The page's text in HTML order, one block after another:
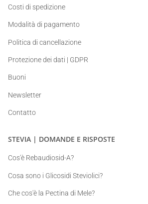
Costi di spedizione
Modalità di pagamento
Politica di cancellazione
Protezione dei dati | GDPR
Buoni
Newsletter
Contatto
STEVIA | DOMANDE E RISPOSTE
Cos'è Rebaudiosid-A?
Cosa sono i Glicosidi Steviolici?
Che cos'è la Pectina di Mele?